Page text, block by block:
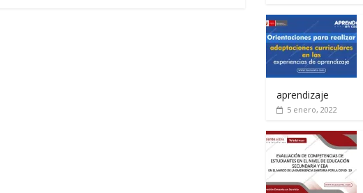
aprendizaje
5 enero, 2022